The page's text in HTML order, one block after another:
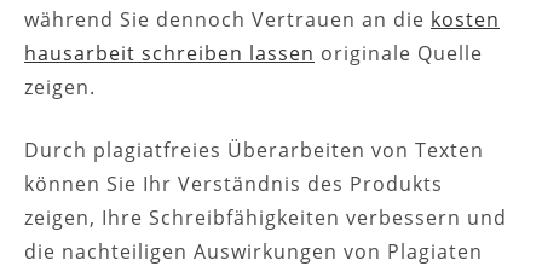
während Sie dennoch Vertrauen an die kosten
hausarbeit schreiben lassen originale Quelle
zeigen.
Durch plagiatfreies Überarbeiten von Texten
können Sie Ihr Verständnis des Produkts
zeigen, Ihre Schreibfähigkeiten verbessern und
die nachteiligen Auswirkungen von Plagiaten